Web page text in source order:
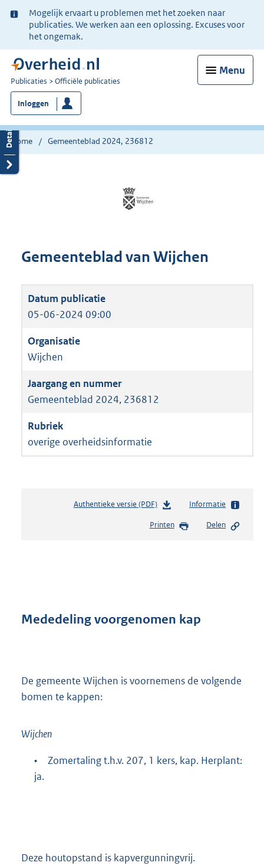
Ter
informatie:
Mogelijk ervaart u problemen met het zoeken naar
publicaties. We werken aan een oplossing. Excuses voor
het ongemak.
Menu
U
bent
nu
hier:
Publicaties Officiële publicaties
Inloggen
Home Gemeenteblad 2024, 236812
Gemeenteblad van Wijchen
05-06-2024 09:00
Wijchen
Gemeenteblad 2024, 236812
overige overheidsinformatie
Authentieke versie (PDF)b
s
r
e
Informatie
Printen Delen
Mededeling voorgenomen kap
De gemeente Wijchen is voornemens de volgende
bomen te kappen:
Wijchen
•
Zomertaling t.h.v. 207, 1 kers, kap. Herplant:
ja.
Deze houtopstand is kapvergunningvrij.